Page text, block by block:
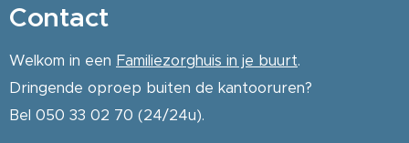
Contact
Welkom in een Familiezorghuis in je buurt.
Dringende oproep buiten de kantooruren?
Bel 050 33 02 70 (24/24u).